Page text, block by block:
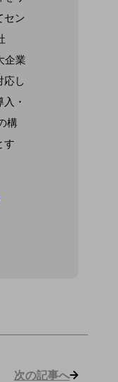
セン
企業
応し
・
構
す
次の記事へ